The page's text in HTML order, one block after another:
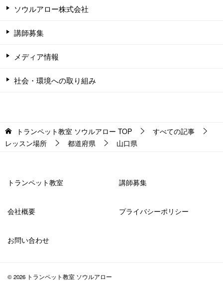
ソウルアロー株式会社
講師募集
メディア情報
社会・環境への取り組み
トランペット教室 ソウルアロー TOP
すべての記事
レッスン場所
都道府県 山口県
トランペット教室 講師募集
会社概要 プライバシーポリシー
お問い合わせ
© 2026 トランペット教室 ソウルアロー